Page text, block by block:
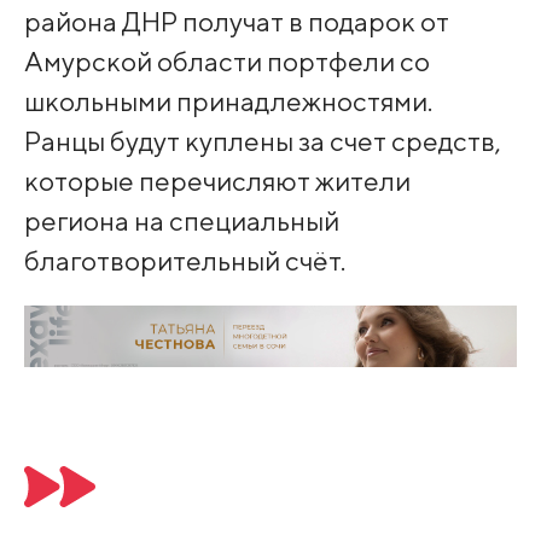
района ДНР получат в подарок от
Амурской области портфели со
школьными принадлежностями.
Ранцы будут куплены за счет средств,
которые перечисляют жители
региона на специальный
благотворительный счёт.